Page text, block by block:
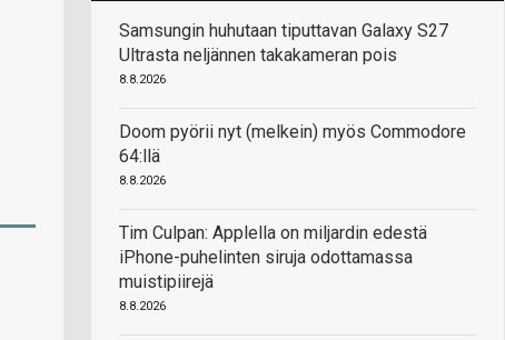
Samsungin huhutaan tiputtavan Galaxy S27
Ultrasta neljännen takakameran pois
8.8.2026
Doom pyörii nyt (melkein) myös Commodore
64:llä
8.8.2026
Tim Culpan: Applella on miljardin edestä
iPhone-puhelinten siruja odottamassa
muistipiirejä
8.8.2026